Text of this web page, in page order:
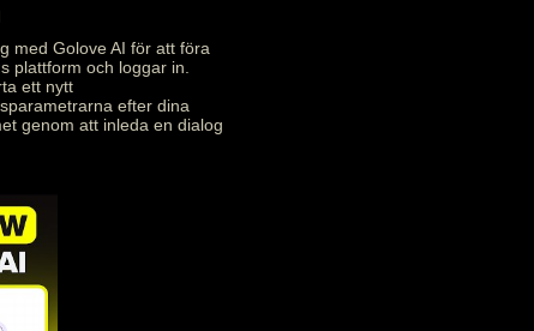
med Golove AI för att föra
plattform och loggar in.
ett nytt
efter dina
genom att inleda en dialog